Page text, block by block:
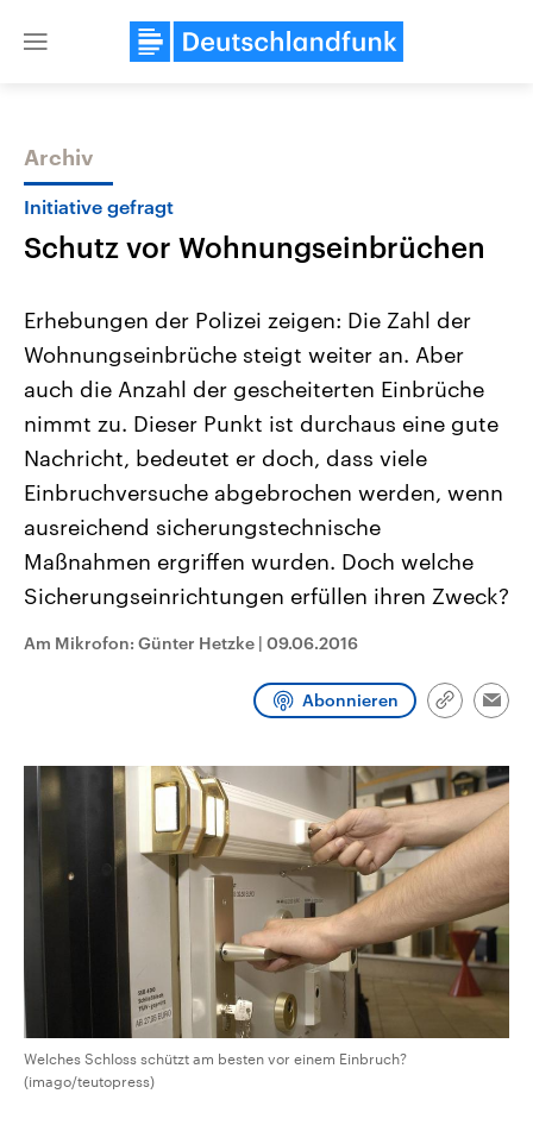
Close
Themen
Landtagswahl Sachsen-Anhalt
2026
Alle Informationen
Sachsen-Anhalt wählt am 6.
September 2026 einen neuen
Landtag. Seit 2021 wird das
Bundesland von einer Koalition aus
Umfragen, Prognosen,
Wahlprogramme, aktuelle Berichte
und Hintergründe zu den Parteien
Wahl.
USA
Aktuelle Beiträge,
Hintergründe
Wirtschaftlich und
gehören die Vereinigten
den mächtigsten Ländern
mit großem Einfluss auf
Sendungen Programm Podcasts
Archiv
Initiative gefragt
Schutz vor Wohnungseinbrüchen
Erhebungen der Polizei zeigen: Die Zahl der
Wohnungseinbrüche steigt weiter an. Aber
auch die Anzahl der gescheiterten Einbrüche
nimmt zu. Dieser Punkt ist durchaus eine gute
Nachricht, bedeutet er doch, dass viele
Einbruchversuche abgebrochen werden, wenn
ausreichend sicherungstechnische
Maßnahmen ergriffen wurden. Doch welche
Sicherungseinrichtungen erfüllen ihren Zweck?
Am Mikrofon: Günter Hetzke | 09.06.2016
Abonnieren
Link
Welches Schloss schützt am besten vor einem Einbruch?
(imago/teutopress)